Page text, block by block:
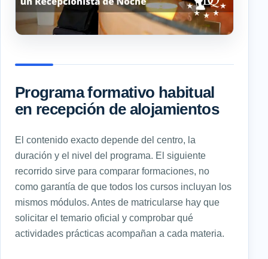
Programa formativo habitual
en recepción de alojamientos
El contenido exacto depende del centro, la
duración y el nivel del programa. El siguiente
recorrido sirve para comparar formaciones, no
como garantía de que todos los cursos incluyan los
mismos módulos. Antes de matricularse hay que
solicitar el temario oficial y comprobar qué
actividades prácticas acompañan a cada materia.